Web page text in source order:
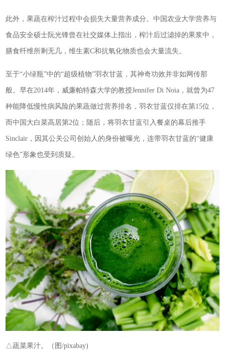
此外，果蔬在榨汁过程中会损失大量营养成分。中国农业大学营养与
食品安全硕士阮光锋曾在社交媒体上指出，榨汁后过滤掉的果浆中，
膳食纤维所剩无几，维生素C和抗氧化物质也会大量流失。
至于“小绿瓶”中的“超级植物”羽衣甘蓝，其神奇功效并非如网传那
般。早在2014年，威廉帕特森大学的教授Jennifer Di Noia，就曾为47
种能降低慢性病风险的果蔬做过营养排名，羽衣甘蓝仅排在第15位，
而中国大白菜高居第2位；随后，将羽衣甘蓝引入餐桌的幕后推手
Sinclair，因其公关公司创始人的身份被曝光，连带羽衣甘蓝的“健康
绿色”形象也受到质疑。
△蔬菜果汁。（图/pixabay)